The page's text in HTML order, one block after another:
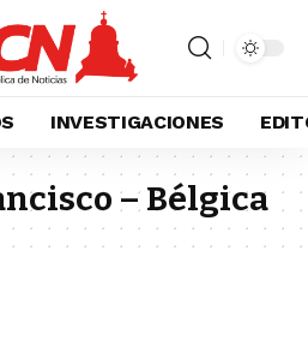
INVESTIGACIONES
– Bélgica